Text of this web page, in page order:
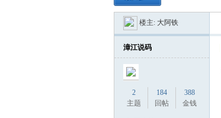
» ›
楼主: 大阿铁
漳江说码
2
主题
184
回帖
388
金钱